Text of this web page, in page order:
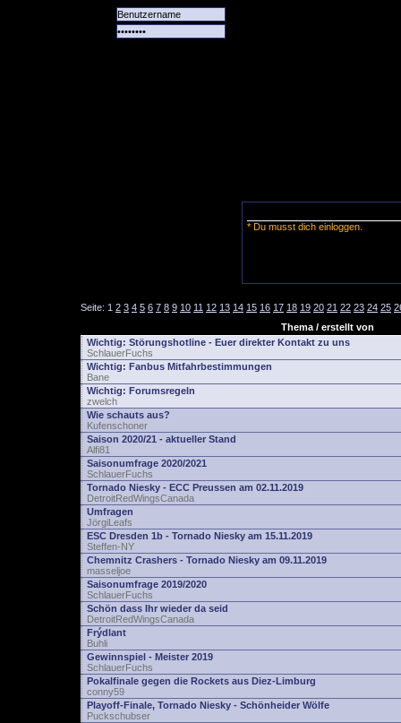
* Du musst dich einloggen.
Seite: 1 2 3 4 5 6 7 8 9 10 11 12 13 14 15 16 17 18 19 20 21 22 23 24 25
Thema / erstellt von
Wichtig: Störungshotline - Euer direkter Kontakt zu uns
SchlauerFuchs
Wichtig: Fanbus Mitfahrbestimmungen
Bane
Wichtig: Forumsregeln
zwelch
Wie schauts aus?
Kufenschoner
Saison 2020/21 - aktueller Stand
Alfi81
Saisonumfrage 2020/2021
SchlauerFuchs
Tornado Niesky - ECC Preussen am 02.11.2019
DetroitRedWingsCanada
Umfragen
JörgiLeafs
ESC Dresden 1b - Tornado Niesky am 15.11.2019
Steffen-NY
Chemnitz Crashers - Tornado Niesky am 09.11.2019
masseljoe
Saisonumfrage 2019/2020
SchlauerFuchs
Schön dass Ihr wieder da seid
DetroitRedWingsCanada
Frýdlant
Buhli
Gewinnspiel - Meister 2019
SchlauerFuchs
Pokalfinale gegen die Rockets aus Diez-Limburg
conny59
Playoff-Finale, Tornado Niesky - Schönheider Wölfe
Puckschubser